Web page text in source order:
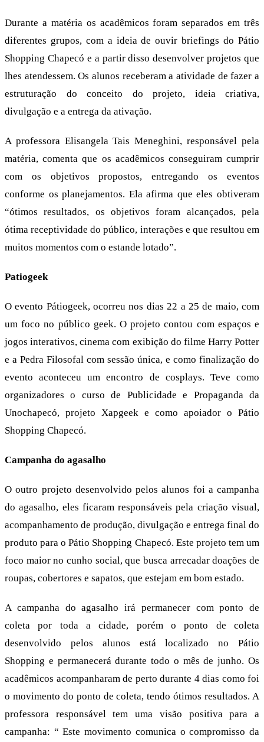
Durante a matéria os acadêmicos foram separados em três
diferentes grupos, com a ideia de ouvir briefings do Pátio
Shopping Chapecó e a partir disso desenvolver projetos que
lhes atendessem. Os alunos receberam a atividade de fazer a
estruturação do conceito do projeto, ideia criativa,
divulgação e a entrega da ativação.
A professora Elisangela Tais Meneghini, responsável pela
matéria, comenta que os acadêmicos conseguiram cumprir
com os objetivos propostos, entregando os eventos
conforme os planejamentos. Ela afirma que eles obtiveram
“ótimos resultados, os objetivos foram alcançados, pela
ótima receptividade do público, interações e que resultou em
muitos momentos com o estande lotado”.
Patiogeek
O evento Pátiogeek, ocorreu nos dias 22 a 25 de maio, com
um foco no público geek. O projeto contou com espaços e
jogos interativos, cinema com exibição do filme Harry Potter
e a Pedra Filosofal com sessão única, e como finalização do
evento aconteceu um encontro de cosplays. Teve como
organizadores o curso de Publicidade e Propaganda da
Unochapecó, projeto Xapgeek e como apoiador o Pátio
Shopping Chapecó.
Campanha do agasalho
O outro projeto desenvolvido pelos alunos foi a campanha
do agasalho, eles ficaram responsáveis pela criação visual,
acompanhamento de produção, divulgação e entrega final do
produto para o Pátio Shopping Chapecó. Este projeto tem um
foco maior no cunho social, que busca arrecadar doações de
roupas, cobertores e sapatos, que estejam em bom estado.
A campanha do agasalho irá permanecer com ponto de
coleta por toda a cidade, porém o ponto de coleta
desenvolvido pelos alunos está localizado no Pátio
Shopping e permanecerá durante todo o mês de junho. Os
acadêmicos acompanharam de perto durante 4 dias como foi
o movimento do ponto de coleta, tendo ótimos resultados. A
professora responsável tem uma visão positiva para a
campanha: “ Este movimento comunica o compromisso da